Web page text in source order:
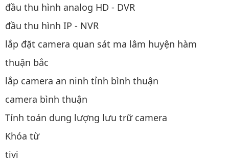
đầu thu hình analog HD - DVR
đầu thu hình IP - NVR
lắp đặt camera quan sát ma lâm huyện hàm
thuận bắc
lắp camera an ninh tỉnh bình thuận
camera bình thuận
Tính toán dung lượng lưu trữ camera
Khóa từ
tivi